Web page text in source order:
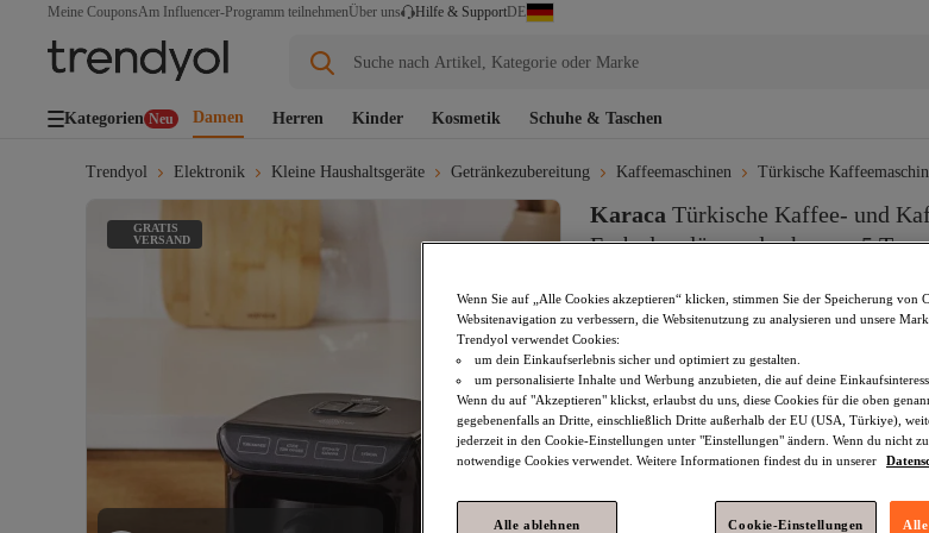
Meine CouponsAm Influencer-Programm teilnehmenÜber uns Hilfe & SupportDE
Suche nach Artikel, Kategorie oder Marke
Kategorien Neu Damen Herren Kinder Kosmetik Schuhe & Taschen
Trendyol Elektronik Kleine Haushaltsgeräte Getränkezubereitung Kaffeemaschinen Türkische
GRATIS
VERSAND
Karaca Türkische Kaffee- und
Embrde, glänzend schwarz, 5
46,71€
(inkl. MwSt)
Versand und Lieferung kostenlos
Voraussichtliche Lieferung:
Wenn Sie auf „Alle Cookies akzeptieren“ klicken, stimmen Sie der Speicherung von
Websitenavigation zu verbessern, die Websitenutzung zu analysieren und unsere
Trendyol verwendet Cookies:
um dein Einkaufserlebnis sicher und optimiert zu gestalten.
um personalisierte Inhalte und Werbung anzubieten, die auf deine
Wenn du auf "Akzeptieren" klickst, erlaubst du uns, diese Cookies für die oben
gegebenenfalls an Dritte, einschließlich Dritte außerhalb der EU (USA, Türkiye),
jederzeit in den Cookie-Einstellungen unter "Einstellungen" ändern. Wenn du nicht
notwendige Cookies verwendet. Weitere Informationen findest du in unserer
Alle ablehnen Cookie-Einstellungen